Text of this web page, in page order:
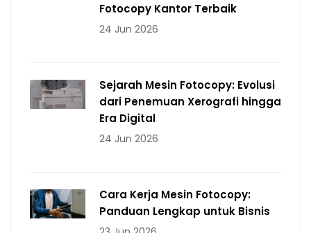
Fotocopy Kantor Terbaik
24 Jun 2026
Sejarah Mesin Fotocopy: Evolusi
dari Penemuan Xerografi hingga
Era Digital
24 Jun 2026
Cara Kerja Mesin Fotocopy:
Panduan Lengkap untuk Bisnis